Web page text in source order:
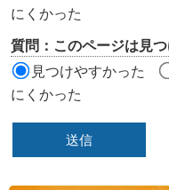
にくかった
質問：このページは見
見つけやすかった
にくかった